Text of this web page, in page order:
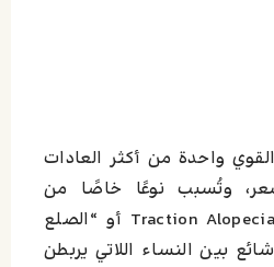
واحدة من أكثر العادات
وتُسبب نوعًا خاصًا من
التساقط يُعرف باسم Traction Alopecia أو “الصلع
بين النساء اللاتي يربطن